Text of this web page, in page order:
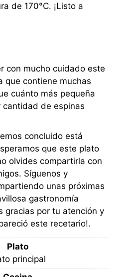
de 170°C. ¡Listo a
con mucho cuidado este
que contiene muchas
cuánto más pequeña
cantidad de espinas
concluido está
que este plato
olvides compartirla con
Síguenos y
unas próximas
gastronomía
gracias por tu atención y
este recetario!.
Plato
principal